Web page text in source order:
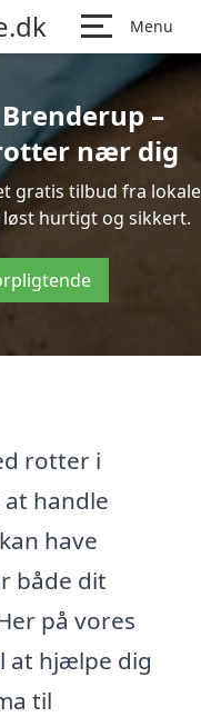
Menu
–
nær dig
gratis tilbud fra lokale
hurtigt og sikkert.
rotter i
handle
have
både dit
på vores
at hjælpe dig
til